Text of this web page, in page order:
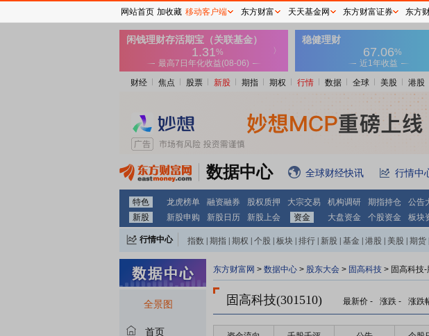
财经 焦点 股票 新股 期指 期权 行情 数据 全球 美股 港股
数据中心 全球财经快讯 行情中
特色 龙虎榜单 融资融券 股权质押 大宗交易 机构调研 期指持仓 公告
新股
新股申购 新股日历 新股上会 资金 大盘资金 个股资金 板块
行情中心 指数 期指 期权 个股 板块 排行 新股 基金 港股 美股 期货
全景图
首页
东方财富网 > 数据中心 > 股东大会 > 固高科技 > 固高科技
固高科技(301510) 最新价 - 涨跌 - 涨跌
网站首页 加收藏 移动客户端 东方财富 天天基金网 东方财富证券 东方